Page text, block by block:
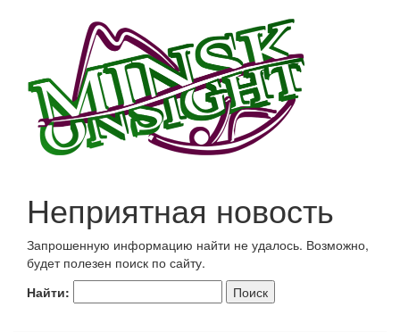
Неприятная новость
Запрошенную информацию найти не удалось. Возможно,
будет полезен поиск по сайту.
Найти: